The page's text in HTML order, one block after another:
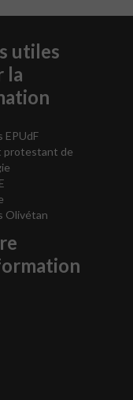
utiles
la
EPUdF
protestant de
Olivétan